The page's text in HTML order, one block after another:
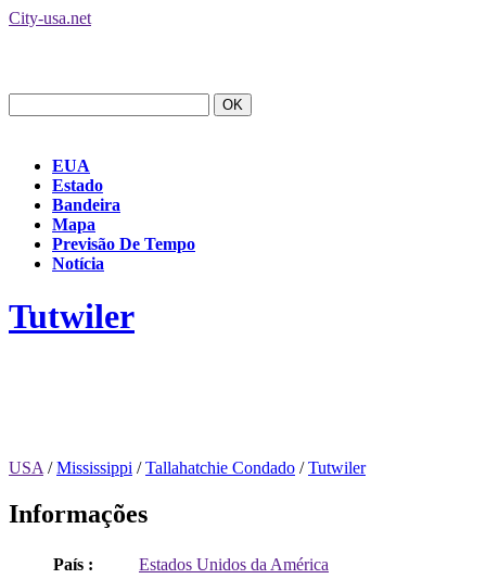
City-usa.net
EUA
Estado
Bandeira
Mapa
Previsão De Tempo
Notícia
Tutwiler
USA /Mississippi /Tallahatchie Condado /Tutwiler
Informações
País :
Estados Unidos da América